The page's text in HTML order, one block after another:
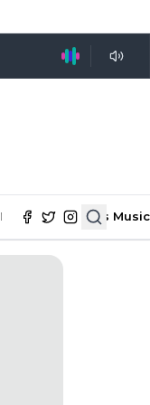
Ekonomi & Bisnis Music